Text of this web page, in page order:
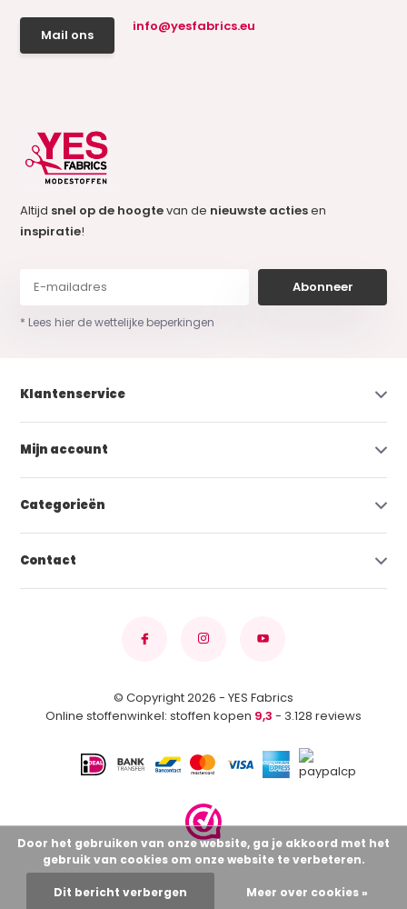
Mail ons
info@yesfabrics.eu
Altijd snel op de hoogtevan de nieuwste actiesen
inspiratie!
Abonneer
* Lees hier de wettelijke beperkingen
Klantenservice
Mijn account
Categorieën
Contact
© Copyright 2026 - YES Fabrics
Online stoffenwinkel: stoffen kopen 9,3 - 3.128 reviews
Door het gebruiken van onze website, ga je akkoord met het
gebruik van cookies om onze website te verbeteren.
Dit bericht verbergen Meer over cookies »